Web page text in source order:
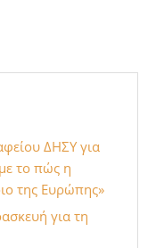
ΔΗΣΥ για
το πώς η
της Ευρώπης»
για τη